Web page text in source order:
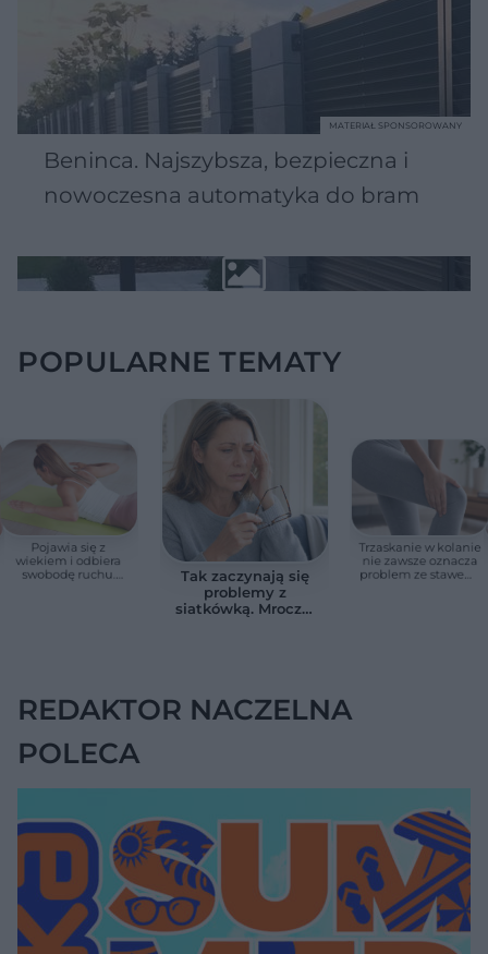
Beninca. Najszybsza, bezpieczna i
nowoczesna automatyka do bram
MATERIAŁ SPONSOROWANY
POPULARNE TEMATY
Pojawia się z
wiekiem i odbiera
swobodę ruchu.
Tak zaczynają się
problemy z
siatkówką. Mroczki
Trzaskanie w kolanie
nie zawsze oznacza
problem ze stawem.
REDAKTOR NACZELNA
POLECA